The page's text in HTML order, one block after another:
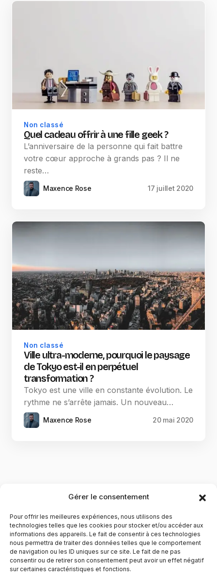
Gérer le consentement
Pour offrir les meilleures expériences, nous utilisons des
technologies telles que les cookies pour stocker et/ou accéder aux
informations des appareils. Le fait de consentir à ces technologies
nous permettra de traiter des données telles que le comportement
de navigation ou les ID uniques sur ce site. Le fait de ne pas
consentir ou de retirer son consentement peut avoir un effet négatif
sur certaines caractéristiques et fonctions.
Non classé
Quel cadeau offrir à une fille geek ?
L’anniversaire de la personne qui fait battre
votre cœur approche à grands pas ? Il ne
reste…
Maxence Rose 17 juillet 2020
Non classé
Ville ultra-moderne, pourquoi le paysage
de Tokyo est-il en perpétuel
transformation ?
Tokyo est une ville en constante évolution. Le
rythme ne s’arrête jamais. Un nouveau…
Maxence Rose 20 mai 2020
YubiGeek est un média français dédié aux nouvelles
technologies, à la culture geek et au numérique. Fondé par